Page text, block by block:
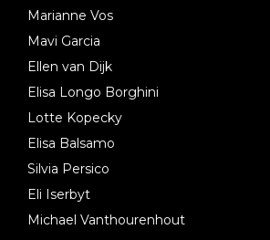
Marianne Vos
Mavi Garcia
Ellen van Dijk
Elisa Longo Borghini
Lotte Kopecky
Elisa Balsamo
Silvia Persico
Eli Iserbyt
Michael Vanthourenhout